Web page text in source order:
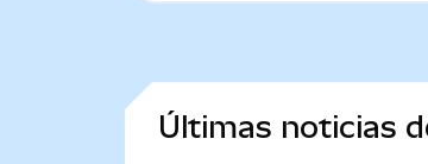
Últimas noticias